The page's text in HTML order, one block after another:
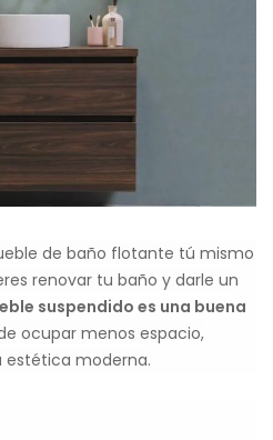
de baño flotante tú mismo
renovar tu baño y darle un
suspendido es una buena
ocupar menos espacio,
estética moderna.